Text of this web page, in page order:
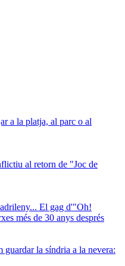
a la platja, al parc o al
al retorn de "Joc de
El gag d'"Oh!
més de 30 anys després
guardar la síndria a la nevera: